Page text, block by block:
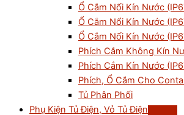
Ổ Cắm Nối Kín Nước
Ổ Cắm Nổi Kín Nước
Ổ Cắm Nối Kín Nước
Phích Cắm Không Kín
Phích Cắm Kín Nước
Phích, Ổ Cắm Cho
Tủ Phân Phối
Phụ Kiện Tủ Điện, Vỏ Tủ Điện